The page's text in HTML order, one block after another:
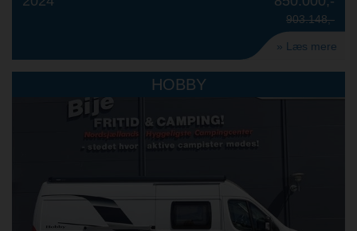
903.148,-
» Læs mere
HOBBY